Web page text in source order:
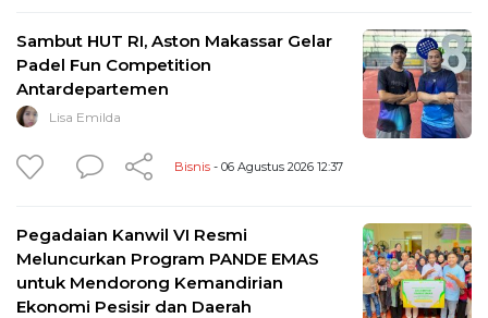
Sambut HUT RI, Aston Makassar Gelar
Padel Fun Competition
Antardepartemen
Lisa Emilda
Bisnis - 06 Agustus 2026 12:37
Pegadaian Kanwil VI Resmi
Meluncurkan Program PANDE EMAS
untuk Mendorong Kemandirian
Ekonomi Pesisir dan Daerah